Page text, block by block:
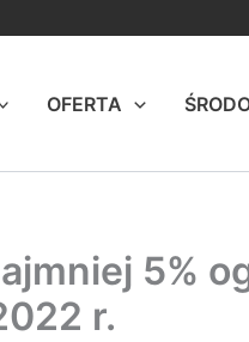
OFERTA
5%
r.